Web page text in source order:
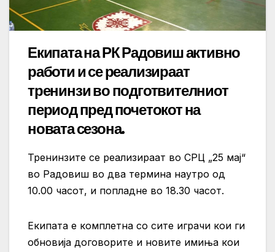
Екипата на РК Радовиш активно
работи и се реализираат
тренинзи во подготвителниот
период пред почетокот на
новата сезона.
Тренинзите се реализираат во СРЦ „25 мај“
во Радовиш во два термина наутро од
10.00 часот, и попладне во 18.30 часот.
Екипата е комплетна со сите играчи кои ги
обновија договорите и новите имиња кои